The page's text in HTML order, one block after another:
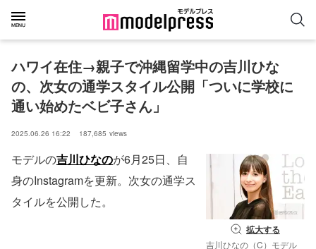
ハワイ在住→親子で沖縄留学中の吉川ひな
の、次女の通学スタイル公開「ついに学校に
通い始めたベビ子さん」
2025.06.26 16:22 187,685 views
拡大する
吉川ひなの（C）モデル
モデルの吉川ひなのが6月25日、自
身のInstagramを更新。次女の通学ス
タイルを公開した。